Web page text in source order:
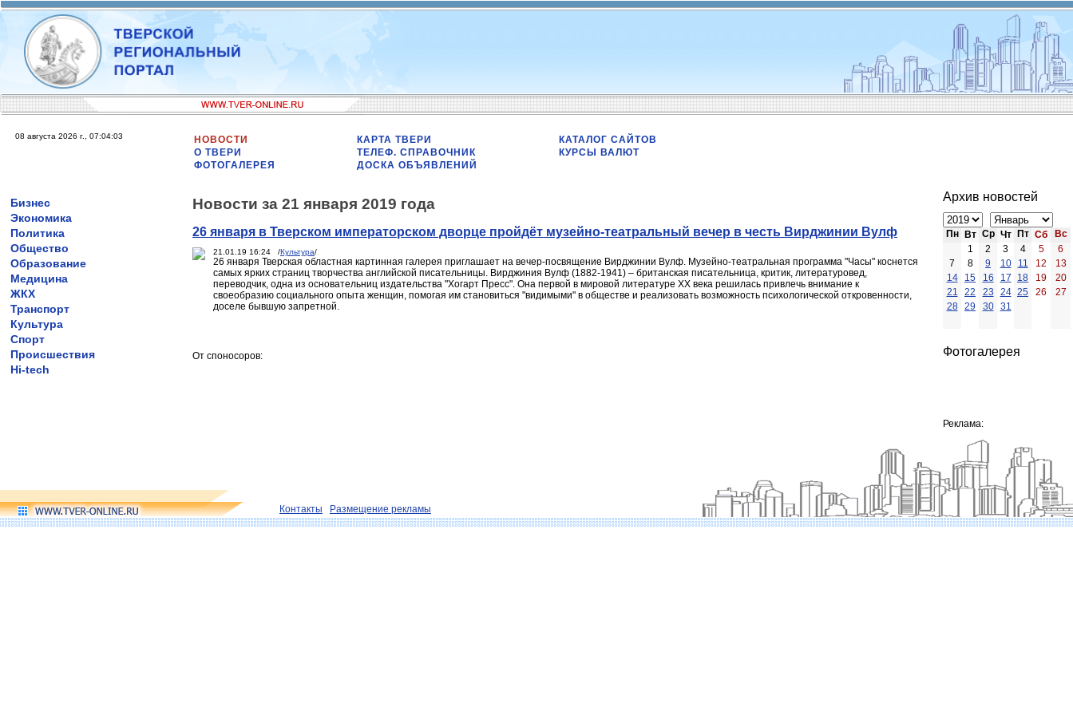
08 августа 2026 г., 07:04:03
НОВОСТИ
О ТВЕРИ
ФОТОГАЛЕРЕЯ
КАРТА ТВЕРИ
ТЕЛЕФ. СПРАВОЧНИК
ДОСКА ОБЪЯВЛЕНИЙ
КАТАЛОГ САЙТОВ
КУРСЫ ВАЛЮТ
Бизнес
Экономика
Политика
Общество
Образование
Медицина
ЖКХ
Транспорт
Культура
Спорт
Происшествия
Hi-tech
Новости за 21 января 2019 года
26 января в Тверском императорском дворце пройдёт музейно-театральный вечер в честь Вирджинии Вулф
21.01.19 16:24 /Культура/
26 января Тверская областная картинная галерея приглашает на вечер-посвящение Вирджинии Вулф. Музейно-театральная программа "Часы" коснется
самых ярких страниц творчества английской писательницы. Вирджиния Вулф (1882-1941) – британская писательница, критик, литературовед,
переводчик, одна из основательниц издательства "Хогарт Пресс". Она первой в мировой литературе XX века решилась привлечь внимание к
своеобразию социального опыта женщин, помогая им становиться "видимыми" в обществе и реализовать возможность психологической откровенности,
доселе бывшую запретной.
От споносоров:
Архив новостей
Пн Вт Ср Чт Пт Сб
Вс
1
2 3 4 5
6
7
8 9 10 11 12
13
14
15 16 17 18 19
20
21
22 23 24 25 26
27
28
29 30 31
Фотогалерея
Реклама:
Контакты Размещение рекламы